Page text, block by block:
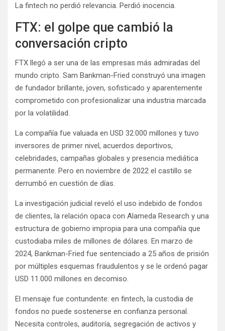
La fintech no perdió relevancia. Perdió inocencia.
FTX: el golpe que cambió la
conversación cripto
FTX llegó a ser una de las empresas más admiradas del
mundo cripto. Sam Bankman-Fried construyó una imagen
de fundador brillante, joven, sofisticado y aparentemente
comprometido con profesionalizar una industria marcada
por la volatilidad.
La compañía fue valuada en USD 32.000 millones y tuvo
inversores de primer nivel, acuerdos deportivos,
celebridades, campañas globales y presencia mediática
permanente. Pero en noviembre de 2022 el castillo se
derrumbó en cuestión de días.
La investigación judicial reveló el uso indebido de fondos
de clientes, la relación opaca con Alameda Research y una
estructura de gobierno impropia para una compañía que
custodiaba miles de millones de dólares. En marzo de
2024, Bankman-Fried fue sentenciado a 25 años de prisión
por múltiples esquemas fraudulentos y se le ordenó pagar
USD 11.000 millones en decomiso.
El mensaje fue contundente: en fintech, la custodia de
fondos no puede sostenerse en confianza personal.
Necesita controles, auditoría, segregación de activos y